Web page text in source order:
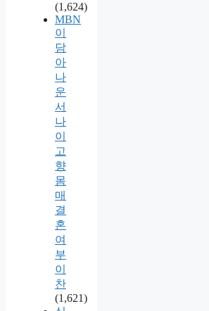
(1,624)
MBN
이
담
아
나
운
서
나
이
고
향
몸
매
결
혼
여
부
이
찬
(1,621)